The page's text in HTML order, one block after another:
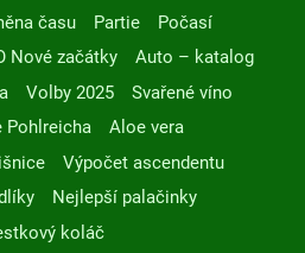
času Partie
Počasí
Nové začátky
Auto – katalog
Volby 2025
Svařené víno
Pohlreicha
Aloe vera
Výpočet ascendentu
Nejlepší palačinky
koláč